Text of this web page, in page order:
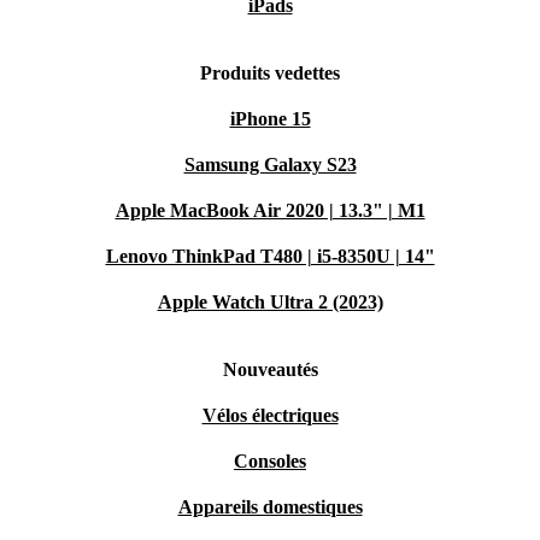
iPads
Produits vedettes
iPhone 15
Samsung Galaxy S23
Apple MacBook Air 2020 | 13.3" | M1
Lenovo ThinkPad T480 | i5-8350U | 14"
Apple Watch Ultra 2 (2023)
Nouveautés
Vélos électriques
Consoles
Appareils domestiques